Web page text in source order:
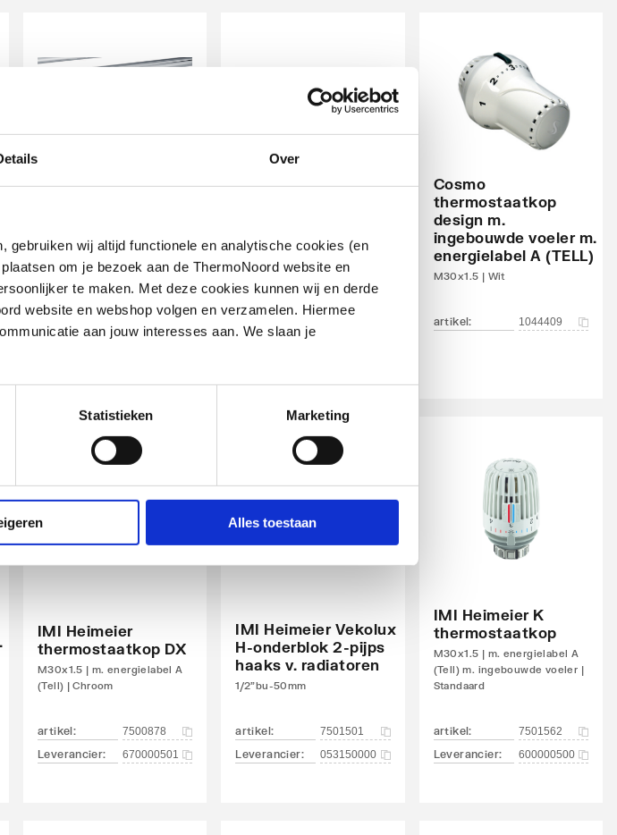
Over
wij altijd functionele en analytische cookies (en
om je bezoek aan de ThermoNoord website en
te maken. Met deze cookies kunnen wij en derde
website en webshop volgen en verzamelen. Hiermee
aan jouw interesses aan. We slaan je
Statistieken Marketing
Alles toestaan
IMI Heimeier Multilux
recht en haaks
R1/2" - G3/4" HOH 50mm |
design-uitvoering | Chroom
artikel: 1602447
4 aansluitset, 1 of 2-
pijps
Zwart
artikel:
Cosmo
thermostaatkop
design m.
ingebouwde voeler m.
energielabel A (TELL)
M30x1.5 | Wit
artikel: 1044409
IMI Heimeier
thermostaatkop DX
M30x1.5 | m. energielabel A
(Tell) | Chroom
artikel: 7500878
Leverancier: 670000501
IMI Heimeier Vekolux
H-onderblok 2-pijps
haaks v. radiatoren
1/2"bu-50mm
artikel: 7501501
Leverancier: 053150000
IMI Heimeier K
thermostaatkop
M30x1.5 | m. energielabel A
(Tell) m. ingebouwde voeler |
Standaard
artikel: 7501562
Leverancier: 600000500